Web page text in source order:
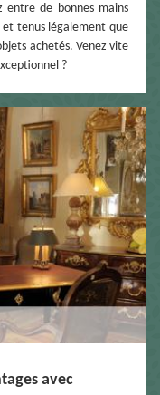
entre de bonnes mains
et tenus légalement que
achetés. Venez vite
?
avec